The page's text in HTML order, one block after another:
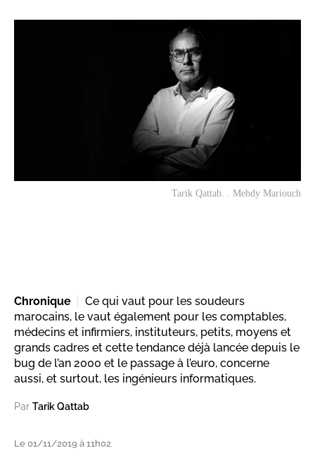
Tarik Qattab. . Mehdy Mariouch
Chronique
Ce qui vaut pour les soudeurs
marocains, le vaut également pour les comptables,
médecins et infirmiers, instituteurs, petits, moyens et
grands cadres et cette tendance déjà lancée depuis le
bug de l’an 2000 et le passage à l’euro, concerne
aussi, et surtout, les ingénieurs informatiques.
Par Tarik Qattab
Le 01/11/2019 à 11h02